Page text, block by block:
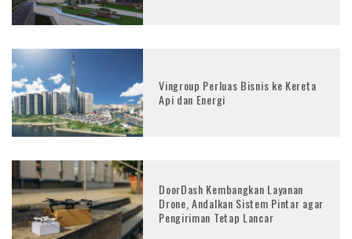
Vingroup Perluas Bisnis ke Kereta
Api dan Energi
DoorDash Kembangkan Layanan
Drone, Andalkan Sistem Pintar agar
Pengiriman Tetap Lancar